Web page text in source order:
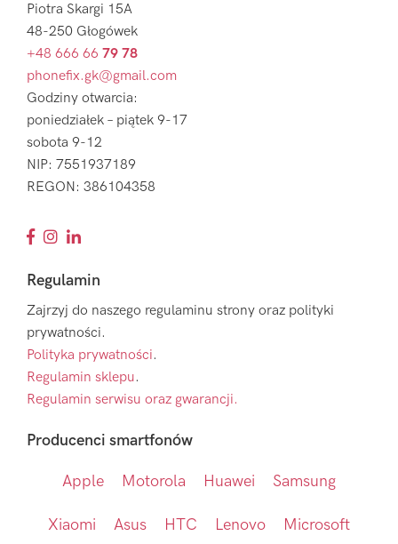
Piotra Skargi 15A
48-250 Głogówek
+48 666 66 79 78
phonefix.gk@gmail.com
Godziny otwarcia:
poniedziałek – piątek 9-17
sobota 9-12
NIP: 7551937189
REGON: 386104358
Regulamin
Zajrzyj do naszego regulaminu strony oraz polityki
prywatności.
Polityka prywatności.
Regulamin sklepu.
Regulamin serwisu oraz gwarancji.
Producenci smartfonów
Apple Motorola Huawei Samsung
Xiaomi Asus HTC Lenovo Microsoft